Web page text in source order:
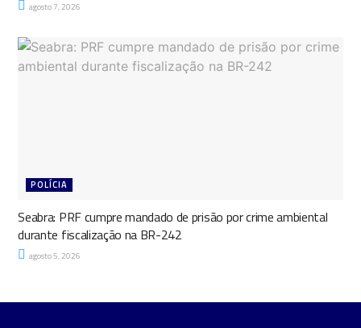
agosto 7, 2026
POLÍCIA
Seabra: PRF cumpre mandado de prisão por crime ambiental
durante fiscalização na BR-242
agosto 5, 2026